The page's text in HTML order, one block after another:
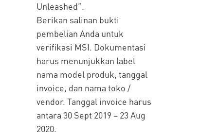
Unleashed”.
Berikan salinan bukti
pembelian Anda untuk
verifikasi MSI. Dokumentasi
harus menunjukkan label
nama model produk, tanggal
invoice, dan nama toko /
vendor. Tanggal invoice harus
antara 30 Sept 2019 – 23 Aug
2020.